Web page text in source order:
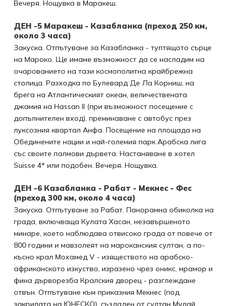
Вечеря. Нощувка в Маракеш.
ДЕН -5 Маракеш - Казабланка (преход 250 км,
около 3 часа)
Закуска. Отпътуване за Казабланка - туптящото сърце
на Мароко. Ще имаме възможност да се насладим на
очарованието на тази космополитна крайбрежна
столица. Разходка по Булевард Де Ла Корниш, на
брега на Атлантическият океан, величествената
джамия на Hassan II (при възможност посещение с
допълнителен вход), преминаване с автобус през
луксозния квартал Анфа. Посещение на площада на
Обединените нации и най-големия парк Арабска лига
със своите палмови дървета. Настаняване в хотел
Suisse 4* или подобен. Вечеря. Нощувка.
ДЕН -6 Казабланка - Рабат - Мекнес - Фес
(преход 300 км, около 4 часа)
Закуска. Отпътуване за Рабат. Панорамна обиколка на
града, включваща Кулата Хасан, незавършеното
минаре, което наблюдава отвисоко града от повече от
800 години и мавзолеят на мароканския султан, а по-
късно крал Мохамед V - изяществото на арабско-
африканското изкуство, изразено чрез оникс, мрамор и
фина дърворезба Кралския дворец - разглеждане
отвън. Отпътуване към приказния Мекнес (под
закрилата на ЮНЕСКО), създаден от султан Мулай